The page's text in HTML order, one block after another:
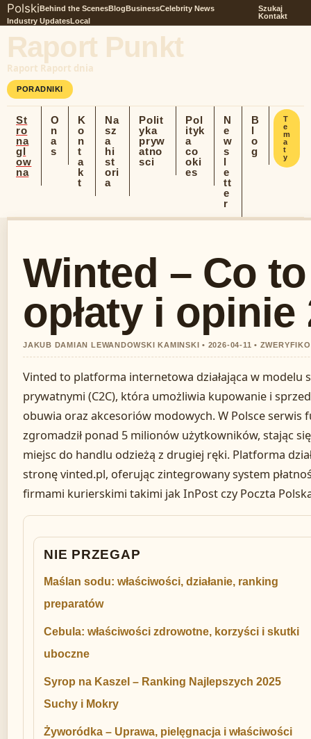
PolskiBehind the ScenesBlogBusinessCelebrity News
Industry UpdatesLocal
Szukaj
Kontakt
Raport Punkt
Raport Raport dnia
PORADNIKI
St
ro
na
gl
ow
na
O
n
a
s
K
o
n
t
a
k
t
Na
sz
a
hi
st
ori
a
Polit
yka
pryw
atno
sci
Pol
ityk
a
co
oki
es
N
e
w
s
l
e
tt
e
r
B
l
o
g
T
e
m
a
t
y
Winted – Co
opłaty i opinie
JAKUB DAMIAN LEWANDOWSKI KAMINSKI • 2026-04-11 •
Vinted to platforma internetowa działająca w modelu
prywatnymi (C2C), która umożliwia kupowanie i
obuwia oraz akcesoriów modowych. W Polsce serwis
zgromadził ponad 5 milionów użytkowników, stając
miejsc do handlu odzieżą z drugiej ręki. Platforma
stronę vinted.pl, oferując zintegrowany system
firmami kurierskimi takimi jak InPost czy Poczta
NIE PRZEGAP
Maślan sodu: właściwości, działanie, ranking
preparatów
Cebula: właściwości zdrowotne, korzyści i skutki
uboczne
Syrop na Kaszel – Ranking Najlepszych 2025
Suchy i Mokry
Żyworódka – Uprawa, pielęgnacja i właściwości